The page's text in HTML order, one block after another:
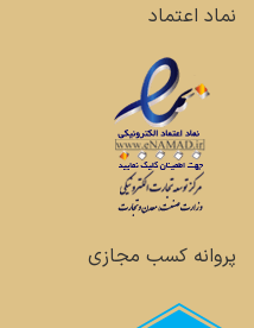
نماد اعتماد
پروانه کسب مجازی